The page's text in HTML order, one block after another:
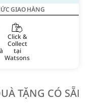
GIAO HÀNG
Click &
Collect
tại
Watsons
TẶNG CÓ SẴN